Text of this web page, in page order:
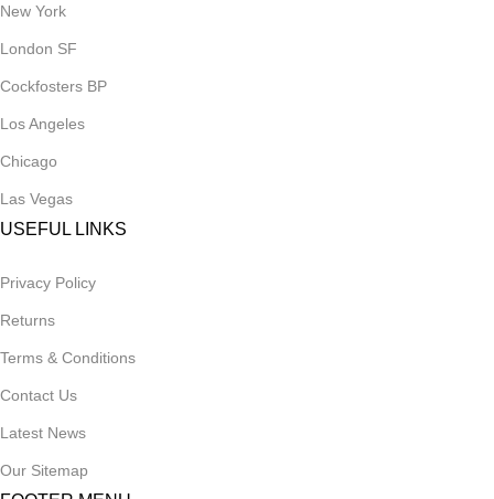
New York
London SF
Cockfosters BP
Los Angeles
Chicago
Las Vegas
USEFUL LINKS
Privacy Policy
Returns
Terms & Conditions
Contact Us
Latest News
Our Sitemap